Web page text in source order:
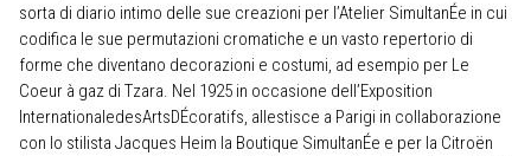
sorta di diario intimo delle sue creazioni per l’Atelier SimultanÉe in cui
codifica le sue permutazioni cromatiche e un vasto repertorio di
forme che diventano decorazioni e costumi, ad esempio per Le
Coeur à gaz di Tzara. Nel 1925 in occasione dell’Exposition
InternationaledesArtsDÉcoratifs, allestisce a Parigi in collaborazione
con lo stilista Jacques Heim la Boutique SimultanÉe e per la Citroën